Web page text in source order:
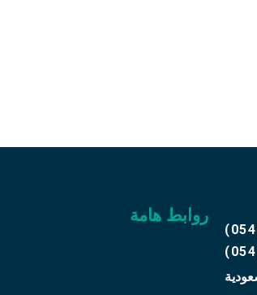
روابط هامة